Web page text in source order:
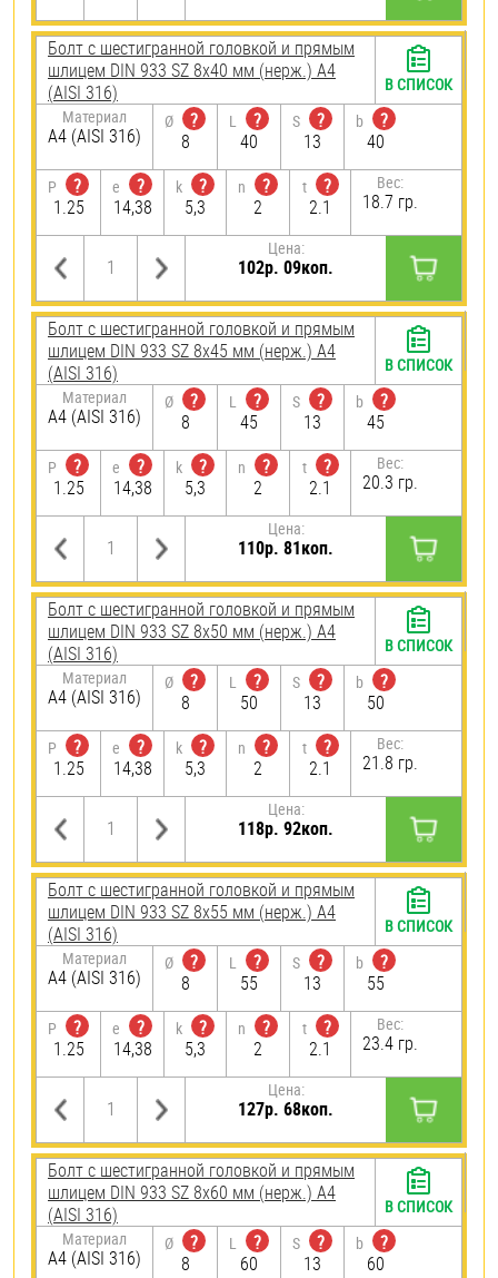
Болт с шестигранной головкой и прямым
шлицем DIN 933 SZ 8х40 мм (нерж.) A4
(AISI 316)
Материал
A4 (AISI 316)
Ø
?
8
L
?
40
S
?
13
b
?
40
P
?
1.25
e
?
14,38
k
?
5,3
n
?
2
t
?
2.1
Вес:
18.7 гр.
Цена:
102р. 09коп.
В СПИСОК
Болт с шестигранной головкой и прямым
шлицем DIN 933 SZ 8х45 мм (нерж.) A4
(AISI 316)
Материал
A4 (AISI 316)
Ø
?
8
L
?
45
S
?
13
b
?
45
P
?
1.25
e
?
14,38
k
?
5,3
n
?
2
t
?
2.1
Вес:
20.3 гр.
Цена:
110р. 81коп.
В СПИСОК
Болт с шестигранной головкой и прямым
шлицем DIN 933 SZ 8х50 мм (нерж.) A4
(AISI 316)
Материал
A4 (AISI 316)
Ø
?
8
L
?
50
S
?
13
b
?
50
P
?
1.25
e
?
14,38
k
?
5,3
n
?
2
t
?
2.1
Вес:
21.8 гр.
Цена:
118р. 92коп.
В СПИСОК
Болт с шестигранной головкой и прямым
шлицем DIN 933 SZ 8х55 мм (нерж.) A4
(AISI 316)
Материал
A4 (AISI 316)
Ø
?
8
L
?
55
S
?
13
b
?
55
P
?
1.25
e
?
14,38
k
?
5,3
n
?
2
t
?
2.1
Вес:
23.4 гр.
Цена:
127р. 68коп.
В СПИСОК
Болт с шестигранной головкой и прямым
шлицем DIN 933 SZ 8х60 мм (нерж.) A4
(AISI 316)
Материал
A4 (AISI 316)
Ø
?
8
L
?
60
S
?
13
b
?
60
В СПИСОК